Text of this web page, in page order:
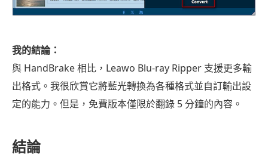
我的結論：
與 HandBrake 相比，Leawo Blu-ray Ripper 支援更多輸
出格式。我很欣賞它將藍光轉換為各種格式並自訂輸出設
定的能力。但是，免費版本僅限於翻錄 5 分鐘的內容。
結論